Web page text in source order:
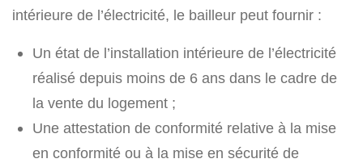
intérieure de l’électricité, le bailleur peut fournir :
Un état de l’installation intérieure de l’électricité
réalisé depuis moins de 6 ans dans le cadre de
la vente du logement ;
Une attestation de conformité relative à la mise
en conformité ou à la mise en sécurité de